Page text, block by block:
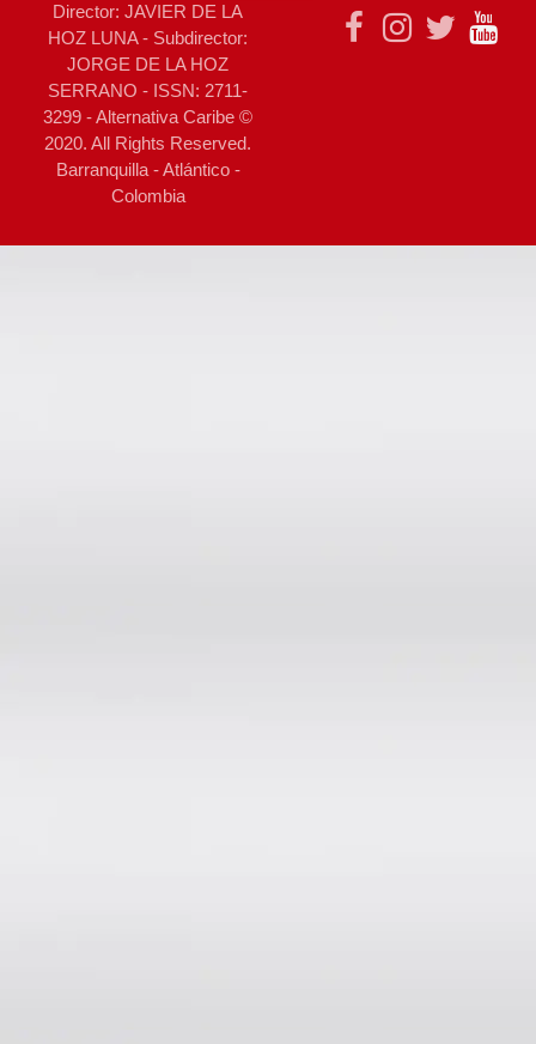
Director: JAVIER DE LA
HOZ LUNA - Subdirector:
JORGE DE LA HOZ
SERRANO - ISSN: 2711-
3299 - Alternativa Caribe ©
2020. All Rights Reserved.
Barranquilla - Atlántico -
Colombia